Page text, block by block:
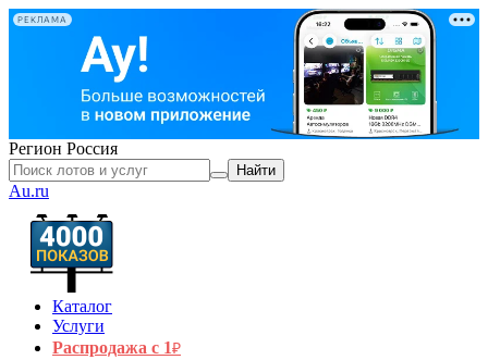
РЕКЛАМА
Регион Россия
Найти
Au.ru
Каталог
Услуги
Распродажа с 1₽